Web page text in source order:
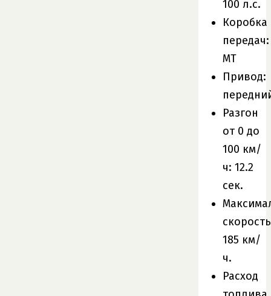
100 л.с.
Коробка
передач:
MT
Привод:
Разгон
от 0 до
100 км/
ч: 12.2
сек.
185 км/
ч.
Расход